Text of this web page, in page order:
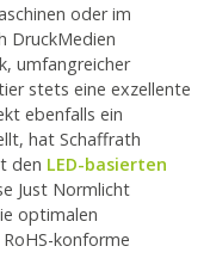
oder im
DruckMedien
umfangreicher
stets eine exzellente
ebenfalls ein
hat Schaffrath
den LED-basierten
Just Normlicht
optimalen
konforme